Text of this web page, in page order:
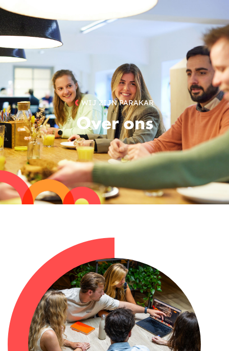
WIJ ZIJN PARAKAR
Over ons